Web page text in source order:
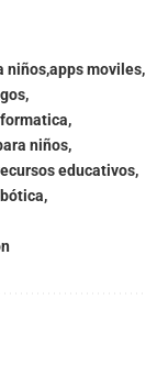
niñosapps moviles
niños
educativos